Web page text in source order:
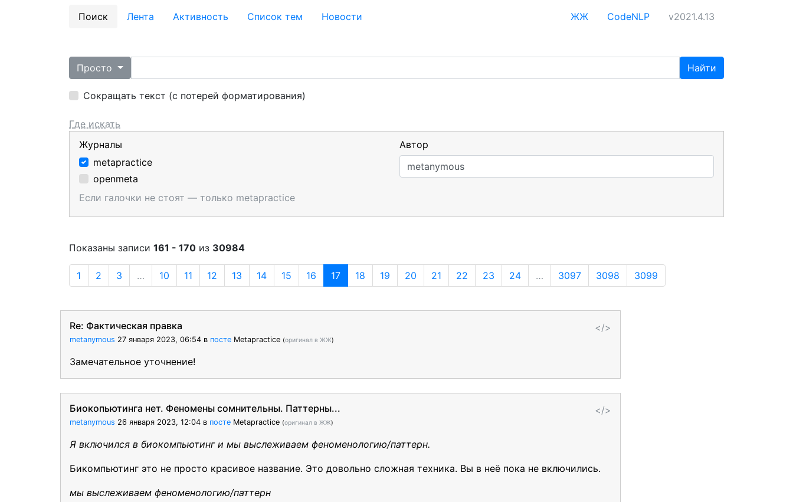
Поиск Лента Активность Cписок тем Новости ЖЖ CodeNLP v2021.4.13
Просто Найти
Сокращать текст (с потерей форматирования)
Где искать
Журналы
metapractice
openmeta
Если галочки не стоят — только metapractice
Автор
Показаны записи 161 - 170 из 30984
1 2 3 … 10 11 12 13 14 15 16 17 18 19 20 21 22 23 24 … 3097 3098 3099
</>
Re: Фактическая правка
metanymous 27 января 2023, 06:54 в посте Metapractice (оригинал в ЖЖ)
Замечательное уточнение!
</>
Биокопьютинга нет. Феномены сомнительны. Паттерны...
metanymous 26 января 2023, 12:04 в посте Metapractice (оригинал в ЖЖ)
Я включился в биокомпьютинг и мы выслеживаем феноменологию/паттерн.
Бикомпьютинг это не просто красивое название. Это довольно сложная техника. Вы в неё пока не включились.
мы выслеживаем феноменологию/паттерн